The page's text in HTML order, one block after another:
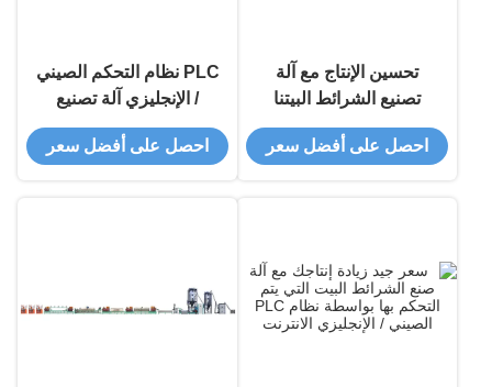
تحسين الإنتاج مع آلة
تصنيع الشرائط البيتنا
PLC نظام التحكم الصيني
/ الإنجليزية ومادة
احصل على أفضل سعر
PLC نظام التحكم الصيني
/ الإنجليزي آلة تصنيع
الشرائط الكهربائية PET
لصناعة الشرائط PET
احصل على أفضل سعر